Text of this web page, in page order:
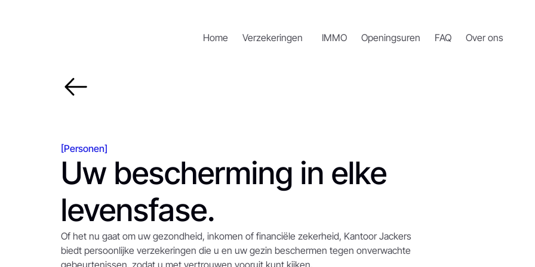
Home Verzekeringen IMMO Openingsuren FAQ Over ons
[Personen]
Uw bescherming in elke
levensfase.
Of het nu gaat om uw gezondheid, inkomen of financiële zekerheid, Kantoor Jackers
biedt persoonlijke verzekeringen die u en uw gezin beschermen tegen onverwachte
gebeurtenissen, zodat u met vertrouwen vooruit kunt kijken.